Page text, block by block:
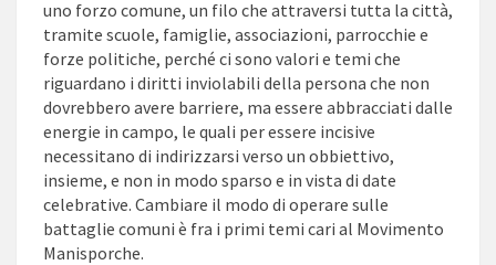
uno forzo comune, un filo che attraversi tutta la città,
tramite scuole, famiglie, associazioni, parrocchie e
forze politiche, perché ci sono valori e temi che
riguardano i diritti inviolabili della persona che non
dovrebbero avere barriere, ma essere abbracciati dalle
energie in campo, le quali per essere incisive
necessitano di indirizzarsi verso un obbiettivo,
insieme, e non in modo sparso e in vista di date
celebrative. Cambiare il modo di operare sulle
battaglie comuni è fra i primi temi cari al Movimento
Manisporche.